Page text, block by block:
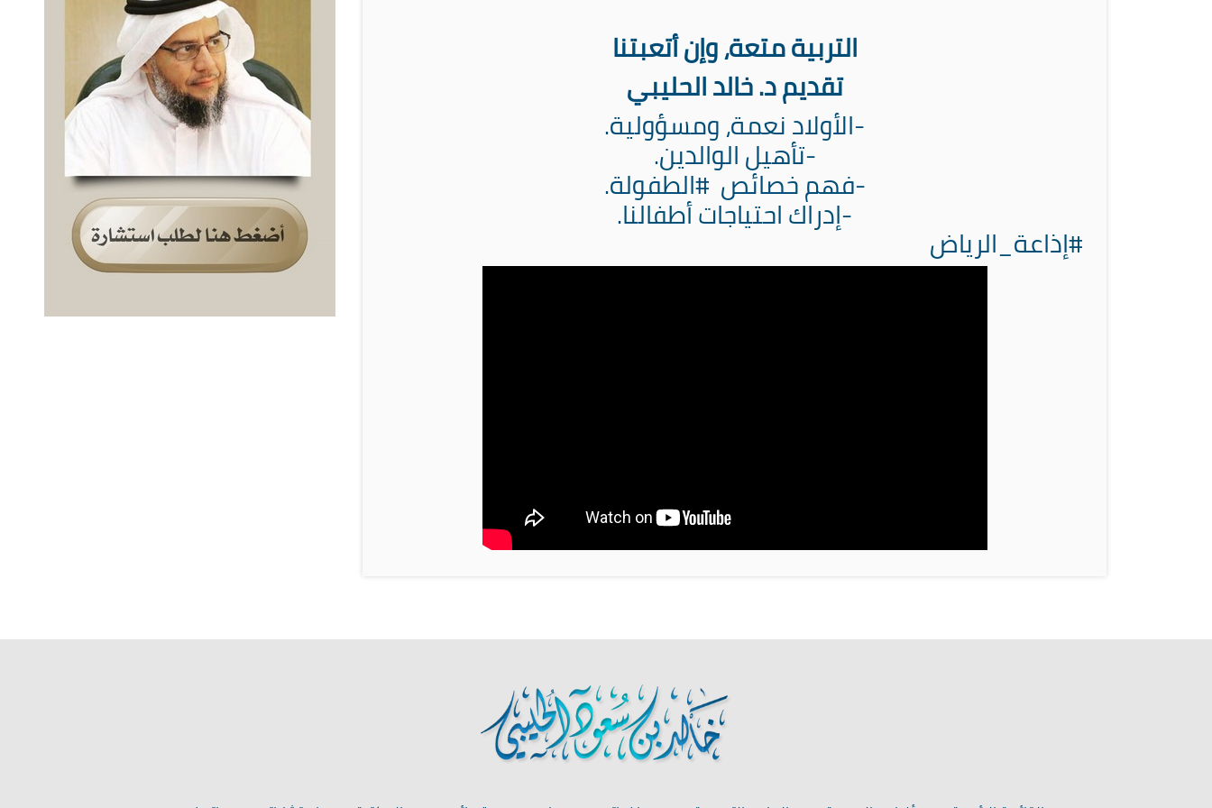
التربية⁩ متعة، وإن أتعبتنا
تقديم د. خالد الحليبي
‏-الأولاد نعمة، ومسؤولية.
‏-تأهيل الوالدين.
‏-فهم خصائص ⁧ #الطفولة⁩.
‏-إدراك احتياجات أطفالنا.
‏⁧ #إذاعة_الرياض⁩